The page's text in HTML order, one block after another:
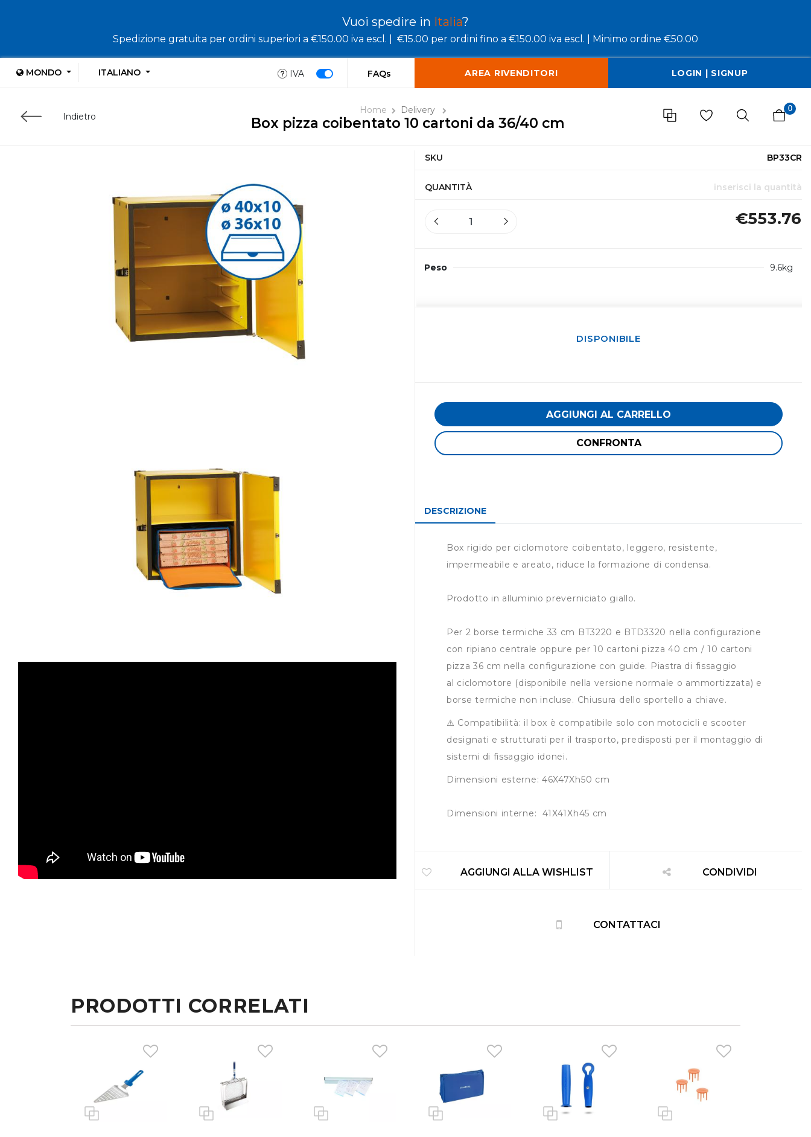
Vuoi spedire in Italia?
Spedizione gratuita per ordini superiori a €150.00 iva escl. | €15.00 per ordini fino a €150.00 iva escl. | Minimo ordine €50.00
MONDO ITALIANO IVA FAQs AREA RIVENDITORI LOGIN | SIGNUP
Indietro
Home Delivery
Box pizza coibentato 10 cartoni da 36/40 cm
0
SKU BP33CR
QUANTITÀ inserisci la quantità
€553.76
Peso 9.6kg
DISPONIBILE
AGGIUNGI AL CARRELLO
CONFRONTA
DESCRIZIONE
Box rigido per ciclomotore coibentato, leggero, resistente,
impermeabile e areato, riduce la formazione di condensa.
Prodotto in alluminio preverniciato giallo.
Per 2 borse termiche 33 cm BT3220 e BTD3320 nella configurazione
con ripiano centrale oppure per 10 cartoni pizza 40 cm / 10 cartoni
pizza 36 cm nella configurazione con guide. Piastra di fissaggio
al ciclomotore (disponibile nella versione normale o ammortizzata) e
borse termiche non incluse. Chiusura dello sportello a chiave.
⚠️ Compatibilità: il box è compatibile solo con motocicli e scooter
designati e strutturati per il trasporto, predisposti per il montaggio di
sistemi di fissaggio idonei.
Dimensioni esterne: 46X47Xh50 cm
Dimensioni interne: 41X41Xh45 cm
AGGIUNGI ALLA WISHLIST CONDIVIDI
CONTATTACI
PRODOTTI CORRELATI